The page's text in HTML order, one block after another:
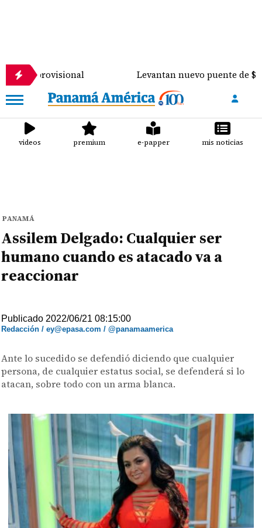
Levantan nuevo puente de $900 mil
videos premium e-papper mis noticias
PANAMÁ
Assilem Delgado: Cualquier ser
humano cuando es atacado va a
reaccionar
Publicado 2022/06/21 08:15:00
Redacción / ey@epasa.com / @panamaamerica
Ante lo sucedido se defendió diciendo que cualquier
persona, de cualquier estatus social, se defenderá si lo
atacan, sobre todo con un arma blanca.